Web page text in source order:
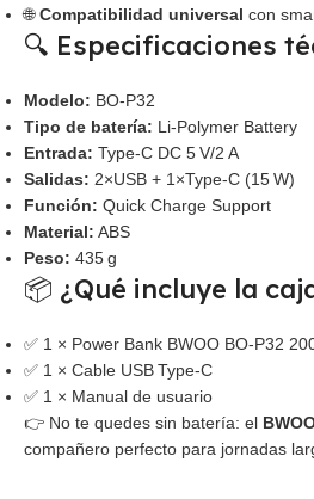
🌐Compatibilidad universal con
🔍 Especificaciones
Modelo: BO‑P32
Tipo de batería: Li‑Polymer Battery
Entrada: Type‑C DC 5 V/2 A
Salidas: 2×USB + 1×Type‑C (15 W)
Función: Quick Charge Support
Material: ABS
Peso: 435 g
📦 ¿Qué incluye la
✅ 1 × Power Bank BWOO BO‑P32
✅ 1 × Cable USB Type‑C
✅ 1 × Manual de usuario
👉 No te quedes sin batería: el
compañero perfecto para jornadas